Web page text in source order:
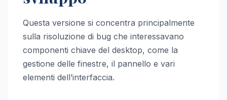
Questa versione si concentra principalmente
sulla risoluzione di bug che interessavano
componenti chiave del desktop, come la
gestione delle finestre, il pannello e vari
elementi dell’interfaccia.